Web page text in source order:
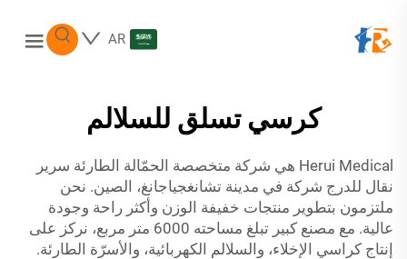
AR
كرسي تسلق للسلالم
Herui Medical هي شركة متخصصة الحمّالة الطارئة سرير
نقال للدرج شركة في مدينة تشانغجياجانغ، الصين. نحن
ملتزمون بتطوير منتجات خفيفة الوزن وأكثر راحة وجودة
عالية. مع مصنع كبير تبلغ مساحته 6000 متر مربع، نركز على
إنتاج كراسي الإخلاء، والسلالم الكهربائية، والأسرّة الطارئة.